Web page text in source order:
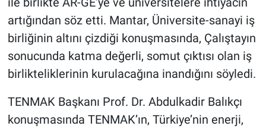
artığından söz etti. Mantar, Üniversite-sanayi iş
birliğinin altını çizdiği konuşmasında, Çalıştayın
sonucunda katma değerli, somut çıktısı olan iş
birlikteliklerinin kurulacağına inandığını söyledi.
TENMAK Başkanı Prof. Dr. Abdulkadir Balıkçı
konuşmasında TENMAK’ın, Türkiye’nin enerji,